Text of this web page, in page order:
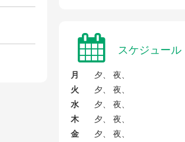
スケジュール
月
夕、 夜、
火
夕、 夜、
水
夕、 夜、
木
夕、 夜、
金
夕、 夜、